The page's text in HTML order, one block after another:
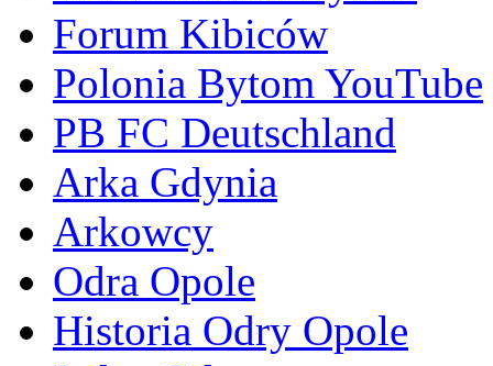
Forum Kibiców
Polonia Bytom YouTube
PB FC Deutschland
Arka Gdynia
Arkowcy
Odra Opole
Historia Odry Opole